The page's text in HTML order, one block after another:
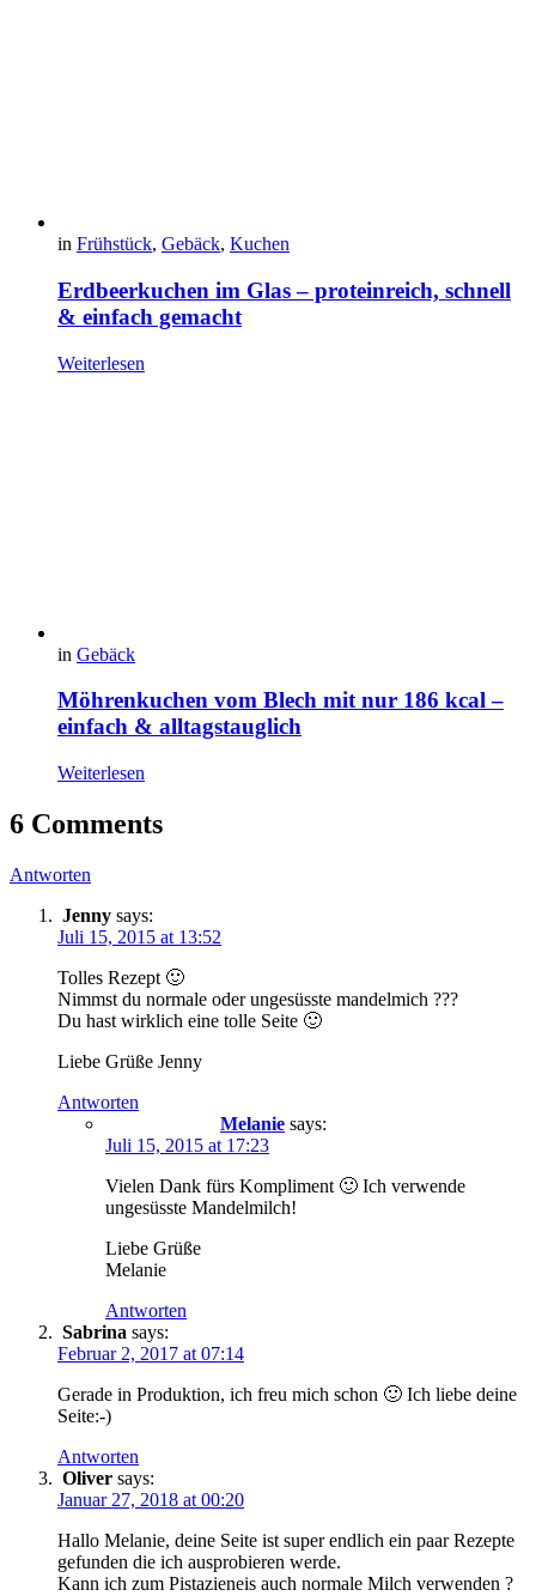
in Frühstück, Gebäck, Kuchen
Erdbeerkuchen im Glas – proteinreich, schnell
& einfach gemacht
Weiterlesen
in Gebäck
Möhrenkuchen vom Blech mit nur 186 kcal –
einfach & alltagstauglich
Weiterlesen
6 Comments
Antworten
Jenny says:
Juli 15, 2015 at 13:52
Tolles Rezept 🙂
Nimmst du normale oder ungesüsste mandelmich ???
Du hast wirklich eine tolle Seite 🙂
Liebe Grüße Jenny
Antworten
Melanie says:
Juli 15, 2015 at 17:23
Vielen Dank fürs Kompliment 🙂 Ich verwende
ungesüsste Mandelmilch!
Liebe Grüße
Melanie
Antworten
Sabrina says:
Februar 2, 2017 at 07:14
Gerade in Produktion, ich freu mich schon 🙂 Ich liebe deine
Seite:-)
Antworten
Oliver says:
Januar 27, 2018 at 00:20
Hallo Melanie, deine Seite ist super endlich ein paar Rezepte
gefunden die ich ausprobieren werde.
Kann ich zum Pistazieneis auch normale Milch verwenden ?